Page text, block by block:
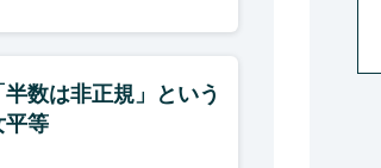
数は非正規」という
等